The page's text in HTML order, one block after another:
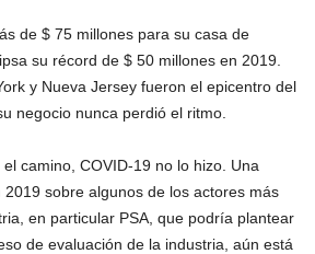
de $ 75 millones para su casa de
su récord de $ 50 millones en 2019.
y Nueva Jersey fueron el epicentro del
negocio nunca perdió el ritmo.
camino, COVID-19 no lo hizo. Una
2019 sobre algunos de los actores más
en particular PSA, que podría plantear
de evaluación de la industria, aún está